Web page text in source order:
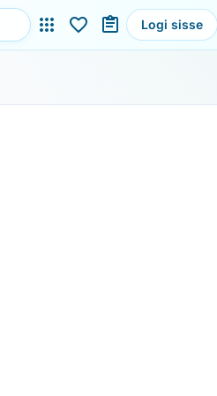
Logi sisse